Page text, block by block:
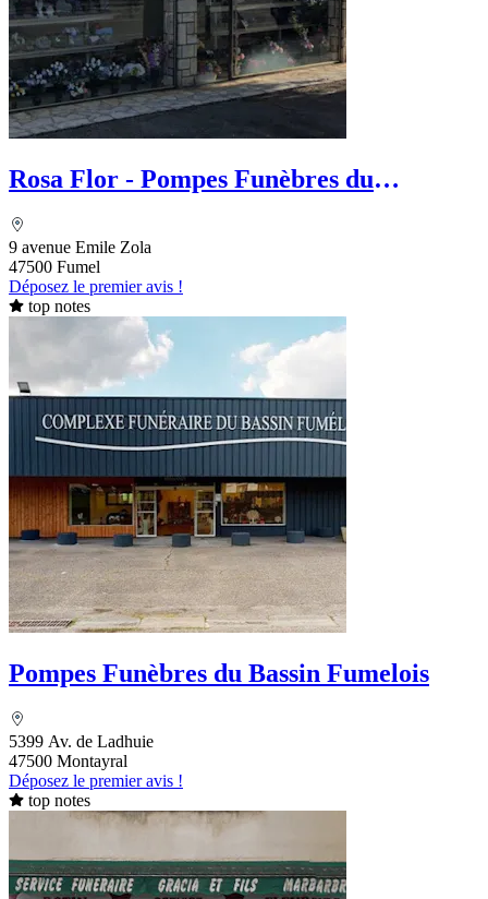
Rosa Flor - Pompes Funèbres du
9 avenue Emile Zola
47500 Fumel
Déposez le premier avis !
top notes
Pompes Funèbres du Bassin Fumelois
5399 Av. de Ladhuie
47500 Montayral
Déposez le premier avis !
top notes